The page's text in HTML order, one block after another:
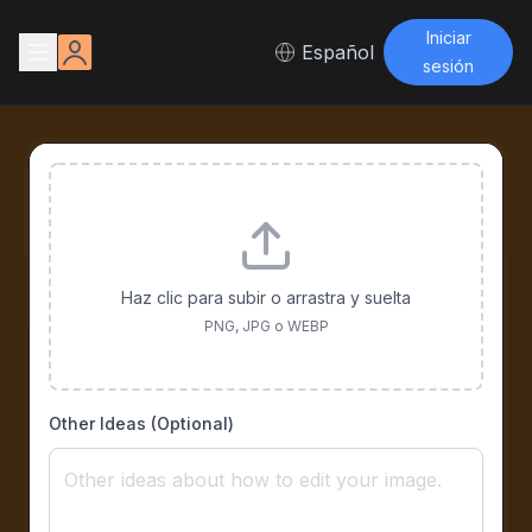
Español
Iniciar
sesión
Haz clic para subir o arrastra y suelta
PNG, JPG o WEBP
Other Ideas (Optional)